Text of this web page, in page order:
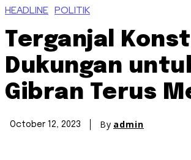
HEADLINE POLITIK
Terganjal
Dukungan
Gibran Terus
October 12, 2023 By admin